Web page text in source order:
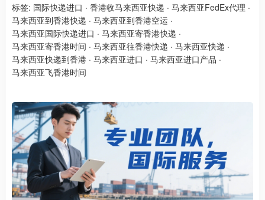
标签: 国际快递进口 · 香港收马来西亚快递 · 马来西亚FedEx代理 ·
马来西亚到香港快递 · 马来西亚到香港空运 ·
马来西亚国际快递进口 · 马来西亚寄香港快递 ·
马来西亚寄香港时间 · 马来西亚往香港快递 · 马来西亚快递 ·
马来西亚快递到香港 · 马来西亚进口 · 马来西亚进口产品 ·
马来西亚飞香港时间